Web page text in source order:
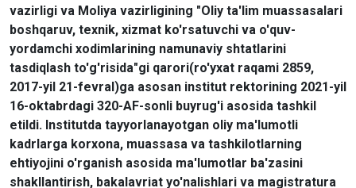
vazirligi va Moliya vazirligining "Oliy ta'lim muassasalari
boshqaruv, texnik, xizmat ko'rsatuvchi va o'quv-
yordamchi xodimlarining namunaviy shtatlarini
tasdiqlash to'g'risida"gi qarori(ro'yxat raqami 2859,
2017-yil 21-fevral)ga asosan institut rektorining 2021-yil
16-oktabrdagi 320-AF-sonli buyrug'i asosida tashkil
etildi. Institutda tayyorlanayotgan oliy ma'lumotli
kadrlarga korxona, muassasa va tashkilotlarning
ehtiyojini o'rganish asosida ma'lumotlar ba'zasini
shakllantirish, bakalavriat yo'nalishlari va magistratura